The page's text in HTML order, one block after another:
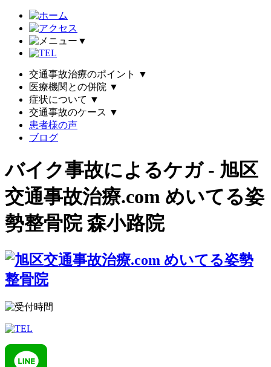
▼
交通事故治療のポイント
▼
医療機関との併院 ▼
症状について ▼
交通事故のケース ▼
患者様の声
ブログ
バイク事故によるケガ - 旭区
交通事故治療.com めいてる姿
勢整骨院 森小路院